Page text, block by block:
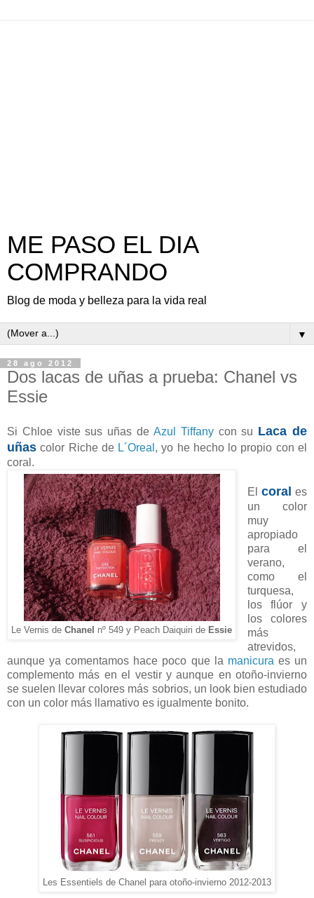
ME PASO EL DIA
COMPRANDO
Blog de moda y belleza para la vida real
▼
28 ago 2012
Dos lacas de uñas a prueba: Chanel vs
Essie
Si Chloe viste sus uñas de Azul Tiffanycon su Laca de
uñas color Riche de L´Oreal , yo he hecho lo propio con el
coral.
Le Vernis de Chanel nº 549 y Peach Daiquiri de Essie
El coral es
un color
muy
apropiado
para el
verano,
como el
turquesa,
los flúor y
los colores
más
atrevidos,
aunque ya comentamos hace poco que la manicura es un
complemento más en el vestir y aunque en otoño-invierno
se suelen llevar colores más sobrios, un look bien estudiado
con un color más llamativo es igualmente bonito.
Les Essentiels de Chanel para otoño-invierno 2012-2013